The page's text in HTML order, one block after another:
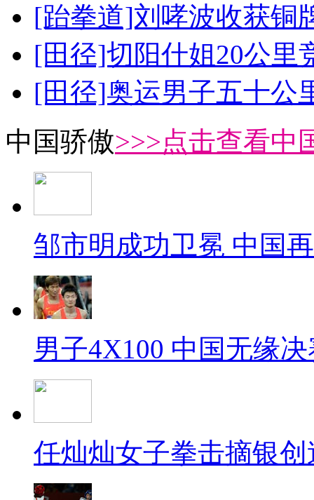
[跆拳道]刘哮波收获铜
[田径]切阳什姐20公里
[田径]奥运男子五十公
中国骄傲>>>点击查看中
邹市明成功卫冕 中国
男子4X100 中国无缘
任灿灿女子拳击摘银